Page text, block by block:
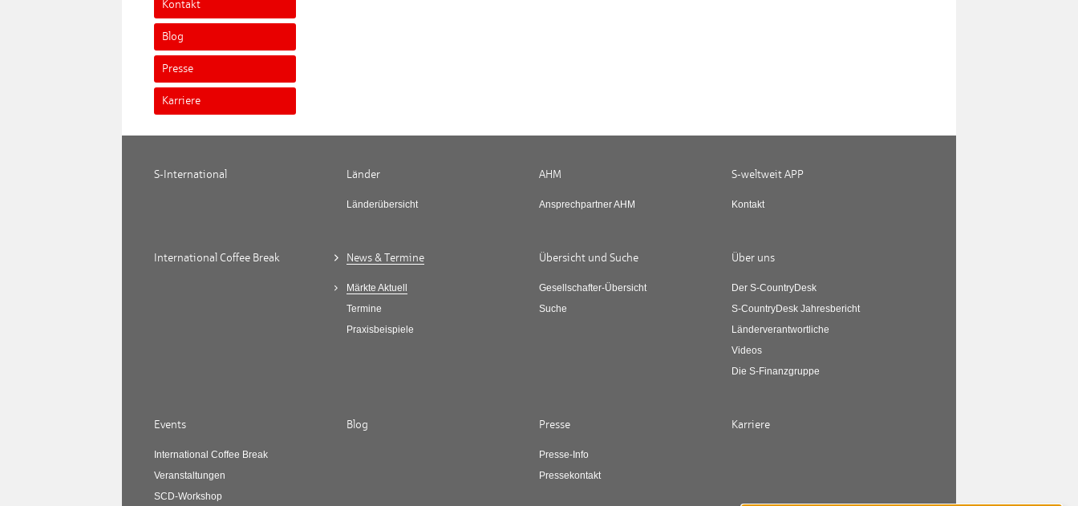
Kontakt
Blog
Presse
Karriere
S-International Länder
Länderübersicht
AHM
Ansprechpartner AHM
S-weltweit APP
Kontakt
International Coffee Break News & Termine
Märkte Aktuell
Termine
Praxisbeispiele
Übersicht und Suche
Gesellschafter-Übersicht
Suche
Über uns
Der S-CountryDesk
S-CountryDesk Jahresbericht
Länderverantwortliche
Videos
Die S-Finanzgruppe
Events
International Coffee Break
Veranstaltungen
SCD-Workshop
Blog Presse
Presse-Info
Pressekontakt
Karriere